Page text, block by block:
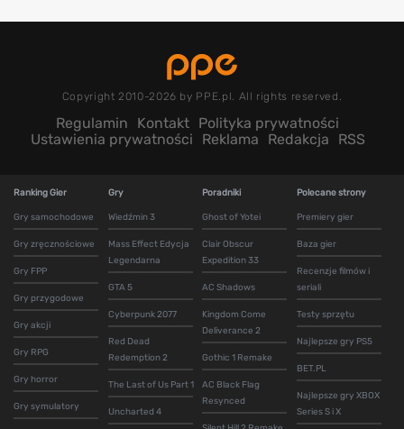
Copyright 2010-2026 by PPE.pl. All rights reserved.
Regulamin Kontakt Polityka prywatności
Ustawienia prywatności
Reklama Redakcja RSS
Ranking Gier
Gry samochodowe
Gry zręcznościowe
Gry FPP
Gry przygodowe
Gry akcji
Gry RPG
Gry horror
Gry symulatory
Gry
Wiedźmin 3
Mass Effect Edycja
Legendarna
GTA 5
Cyberpunk 2077
Red Dead
Redemption 2
The Last of Us Part 1
Uncharted 4
Poradniki
Ghost of Yotei
Clair Obscur
Expedition 33
AC Shadows
Kingdom Come
Deliverance 2
Gothic 1 Remake
AC Black Flag
Resynced
Polecane strony
Premiery gier
Baza gier
Recenzje filmów i
seriali
Testy sprzętu
Najlepsze gry PS5
BET.PL
Najlepsze gry XBOX
Series S i X